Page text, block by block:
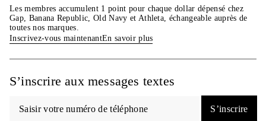
Les membres accumulent 1 point pour chaque dollar dépensé chez
Gap, Banana Republic, Old Navy et Athleta, échangeable auprès de
toutes nos marques.
Inscrivez-vous maintenantEn savoir plus
S’inscrire aux messages textes
S’inscrire